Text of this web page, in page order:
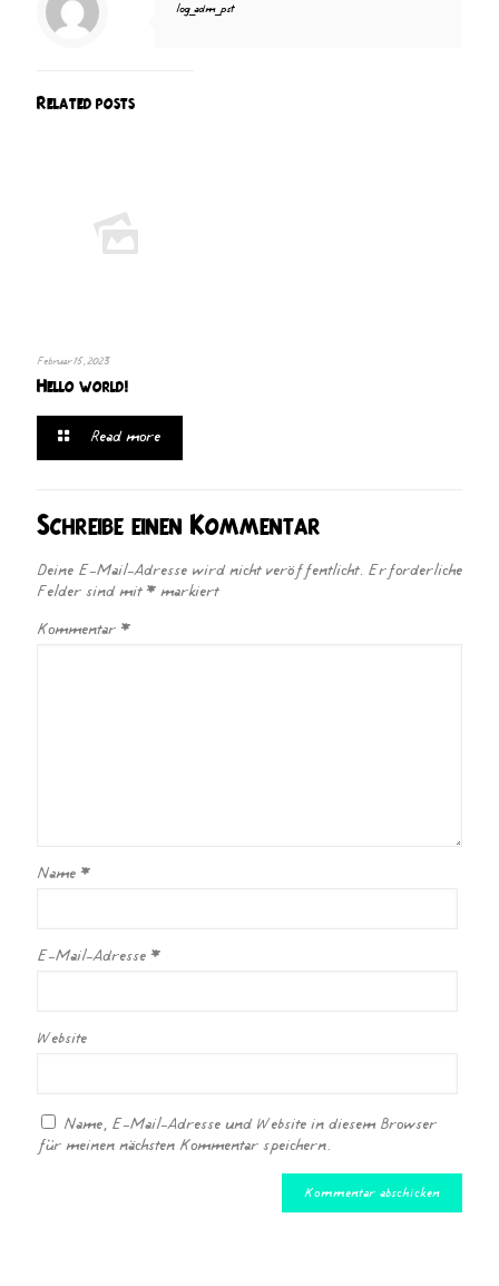
log_adm_pst
Related posts
Februar 15, 2023
Hello world!
Read more
Schreibe einen Kommentar
Deine E-Mail-Adresse wird nicht veröffentlicht. Erforderliche
Felder sind mit* markiert
Kommentar *
Name *
E-Mail-Adresse *
Website
Name, E-Mail-Adresse und Website in diesem Browser
für meinen nächsten Kommentar speichern.